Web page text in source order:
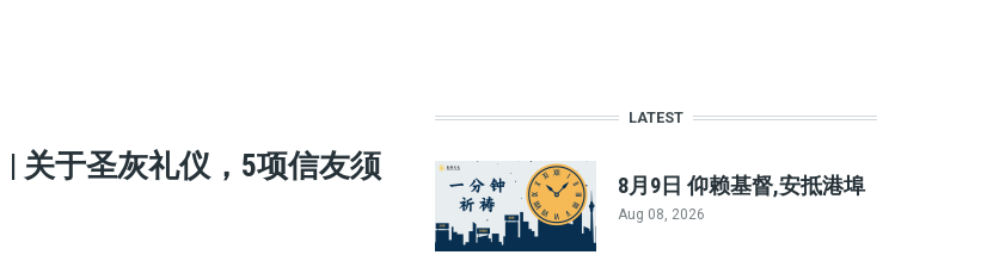
| 关于圣灰礼仪，5项信友须
LATEST
8月9日 仰赖基督,安抵港埠
Aug 08, 2026